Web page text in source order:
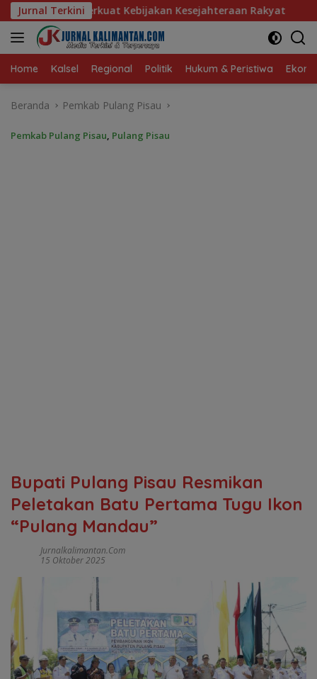
Langsung
ke
konten
Jurnal Terkini
Kesejahteraan Rakyat Baru 10 Persen, Aktivasi
Home Kalsel Regional Politik Hukum & Peristiwa
Beranda Pemkab Pulang Pisau
Pemkab Pulang Pisau, Pulang Pisau
Bupati Pulang Pisau Resmikan
Peletakan Batu Pertama Tugu Ikon
“Pulang Mandau”
Jurnalkalimantan.com
15 Oktober 2025